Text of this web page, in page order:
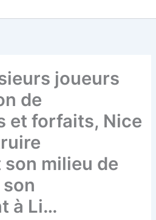
joueurs
de
et forfaits, Nice
milieu de
à Li…